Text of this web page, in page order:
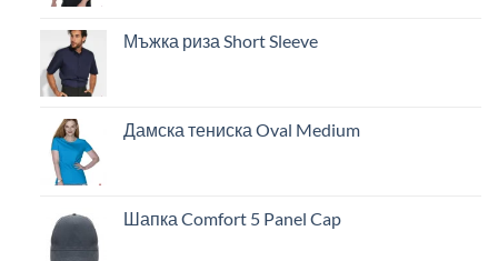
Мъжка риза Short Sleeve
Дамска тениска Oval Medium
Шапка Comfort 5 Panel Cap